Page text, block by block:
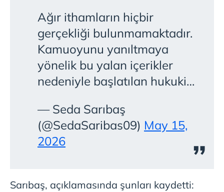
Ağır ithamların hiçbir
gerçekliği bulunmamaktadır.
Kamuoyunu yanıltmaya
yönelik bu yalan içerikler
nedeniyle başlatılan hukuki…
— Seda Sarıbaş
(@SedaSaribas09) May 15,
2026
Sarıbaş, açıklamasında şunları kaydetti: